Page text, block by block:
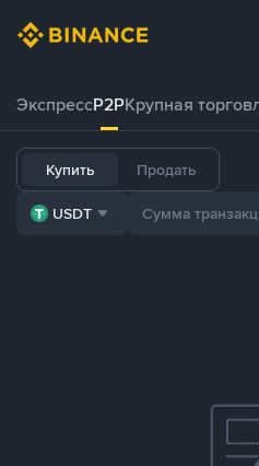
ЭкспрессP2PКрупная
Купить Продать
USDT